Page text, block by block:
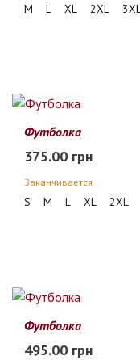
M L XL 2XL 3XL
Футболка
375.00 грн
Заканчивается
S M L XL 2XL
Футболка
495.00 грн